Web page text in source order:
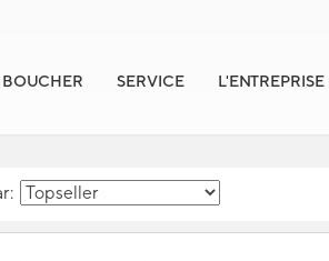
BOUCHER SERVICE L'ENTREPRISE